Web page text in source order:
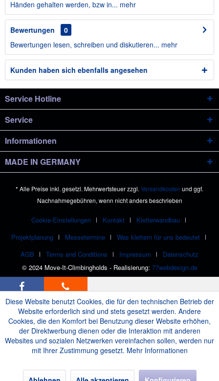
Händen gehalten werden, bzw in... mehr
Bewertungen
0
Bewertungen lesen, schreiben und diskutieren... mehr
Kunden haben sich ebenfalls angesehen
Service Hotline
Service
Informationen
MADE IN GERMANY
* Alle Preise inkl. gesetzl. Mehrwertsteuer zzgl. Versandkosten und ggf.
Nachnahmegebühren, wenn nicht anders beschrieben
Cookie-Einstellungen Kontakt
Kletterwandbau
Projektplanung
Messetermine
Was klettern für uns bedeutet
AGB
Terms and Conditions Impressum
Datenschutz
© 2024 Move-It-Climbingholds - Realisierung: 77webdesign.de
Diese Website benutzt Cookies, die für den technischen Betrieb der
Website erforderlich sind und stets gesetzt werden. Andere
Cookies, die den Komfort bei Benutzung dieser Website erhöhen,
der Direktwerbung dienen oder die Interaktion mit anderen
Websites und sozialen Netzwerken vereinfachen sollen, werden nur
mit Ihrer Zustimmung gesetzt. Mehr Informationen